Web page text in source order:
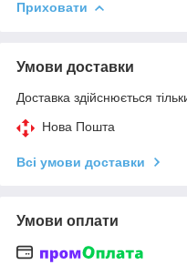
Приховати
Умови доставки
Доставка здійснюється
Нова Пошта
Всі умови доставки
Умови оплати